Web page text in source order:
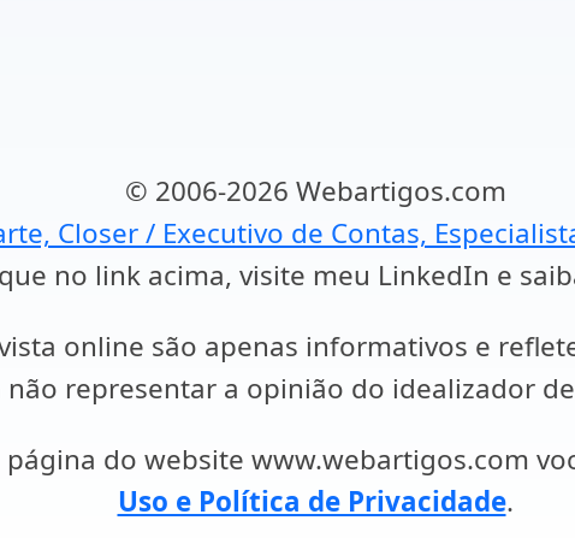
© 2006-2026 Webartigos.com
Closer / Executivo de Contas,
no link acima, visite meu LinkedIn e
online são apenas informativos e
não representar a opinião do idealizador
do website www.webartigos.com
Uso e Política de Privacidade.